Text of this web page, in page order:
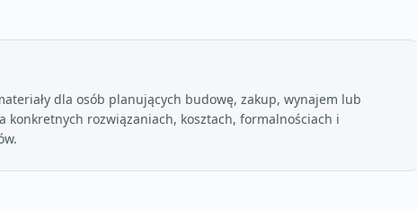
dla osób planujących budowę, zakup, wynajem lub
konkretnych rozwiązaniach, kosztach, formalnościach i